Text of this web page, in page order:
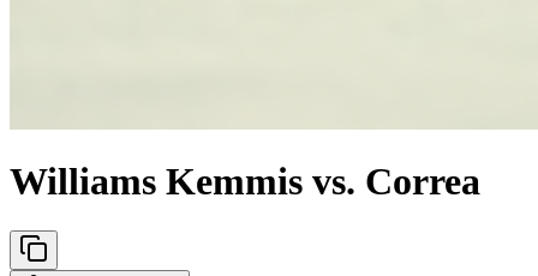
Williams Kemmis vs. Correa